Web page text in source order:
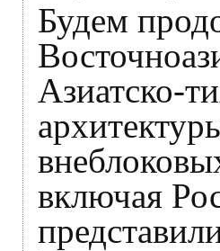
Будем
Азиатско-
включая